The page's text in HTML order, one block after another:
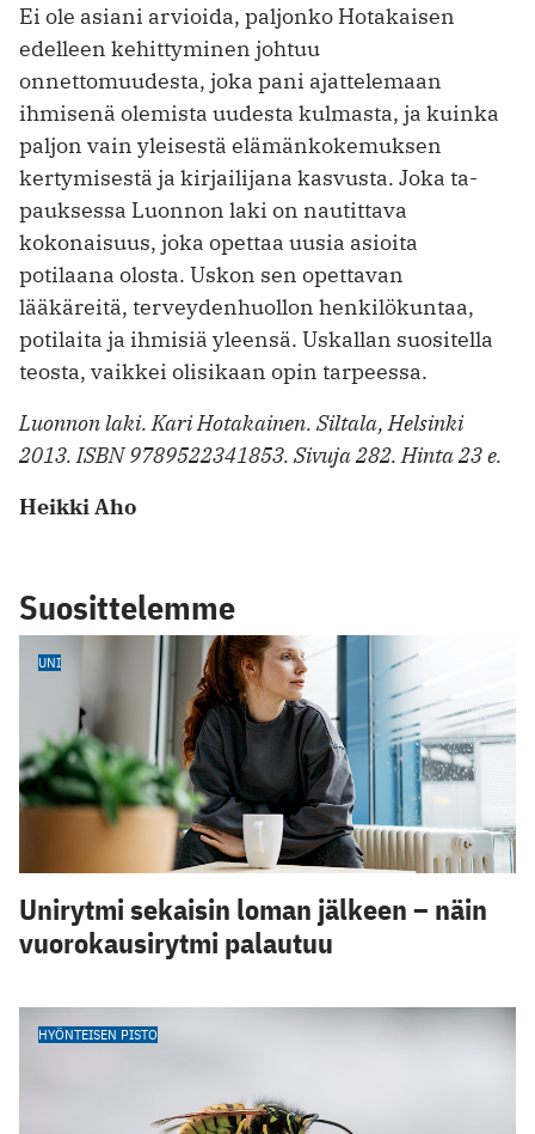
Ei ole asiani arvioida, paljonko Hotakaisen
edelleen kehittyminen johtuu
onnettomuudesta, ­joka pani ajattelemaan
ihmisenä olemista uudesta kulmasta, ja kuinka
paljon vain yleisestä elämänkokemuksen
kertymisestä ja kirjailijana kasvusta. Joka ta­
pauksessa Luonnon laki on nautittava
kokonaisuus, joka opettaa uusia asioita
potilaana olosta. Uskon sen opettavan
lääkäreitä, terveydenhuollon henkilökuntaa,
potilaita ja ihmisiä yleensä. Uskallan suositella
teosta, vaikkei olisikaan opin tarpeessa.
Luonnon laki. Kari Hotakainen. Siltala, Helsinki
2013. ISBN 9789522341853. Sivuja 282. Hinta 23 e.
Heikki Aho
Suosittelemme
UNI
Unirytmi sekaisin loman jälkeen – näin
vuorokausirytmi palautuu
HYÖNTEISEN PISTO